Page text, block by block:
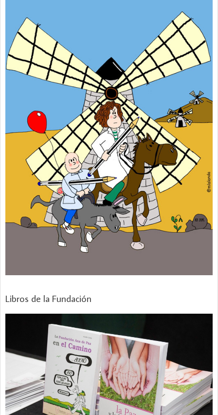
Libros de la Fundación